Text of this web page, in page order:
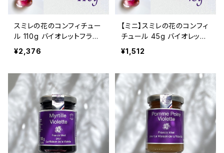
スミレの花のコンフィチュー
ル 110g バイオレットフラワ
ー コンフィー La Maison
de la Violette トゥールー
¥2,376
【ミニ】スミレの花のコンフィ
チュール 45g バイオレット
フラワー コンフィー La Mai
son de la Violette トゥー
¥1,512